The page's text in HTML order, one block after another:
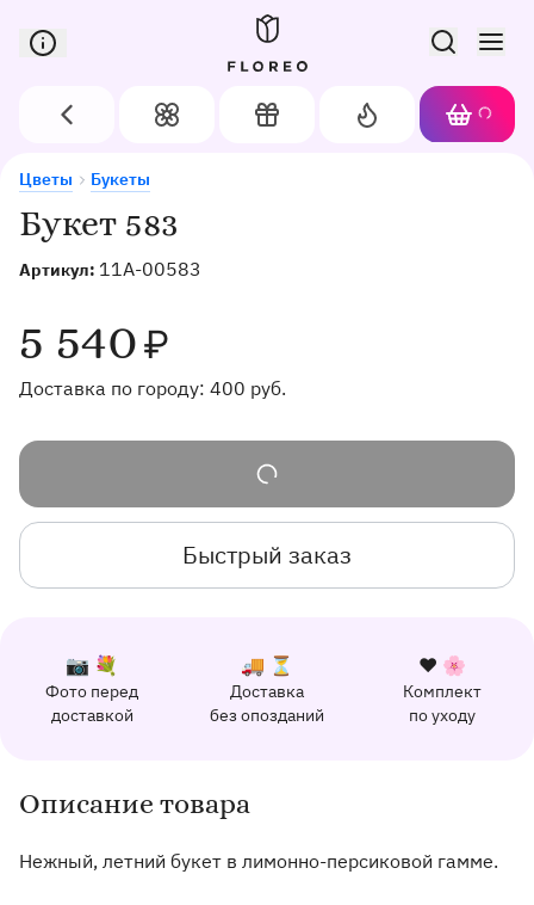
Сервис доставки цветов в Орле
Назад Цветы Подарки
Акции
Корзина
Букет 583
Артикул: 11A-00583
5 540₽
Доставка по городу: 400 руб.
Быстрый заказ
Цветы Букеты
Букет 583
Почему выбирают Флорео
К каждому заказу прилагается:
Фото перед
доставкой
📷 💐
Доставка
без опозданий
🚚 ⏳
Комплект
по уходу
❤️ 🌸
Качественный сервис
162 отзыва с оценкой 5.0 ⭐
Информация о товаре и оказываемых услугах
Описание товара
Нежный, летний букет в лимонно-персиковой гамме.